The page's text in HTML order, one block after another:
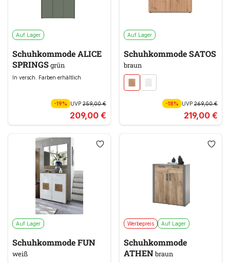
Auf Lager
Schuhkommode ALICE
SPRINGSgrün
In versch. Farben erhältlich
-19% UVP 259,00 €
209,00 €
Auf Lager
Schuhkommode SATOS
braun
-18% UVP269,00 €
219,00 €
Auf Lager
Schuhkommode FUN
weiß
Werbepreis Auf Lager
Schuhkommode
ATHENbraun